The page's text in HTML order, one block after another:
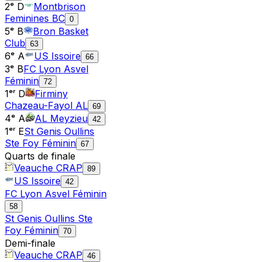
2ᵉ D
Montbrison
Feminines BC 0
5ᵉ B
Bron Basket
Club 63
6ᵉ A US Issoire 66
3ᵉ BFC Lyon Asvel
Féminin 72
1ᵉʳ D
Firminy
Chazeau-Fayol AL 69
4ᵉ A AL Meyzieu 42
1ᵉʳ ESt Genis Oullins
Ste Foy Féminin 67
Quarts de finale
Veauche CRAP 89
US Issoire 42
FC Lyon Asvel Féminin
58
St Genis Oullins Ste
Foy Féminin 70
Demi-finale
Veauche CRAP 46